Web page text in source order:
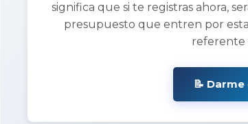
significa que si te registras ahora,
presupuesto que entren por esta
referente
📝